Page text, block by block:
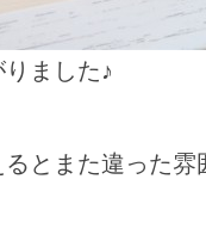
ました♪
とまた違った